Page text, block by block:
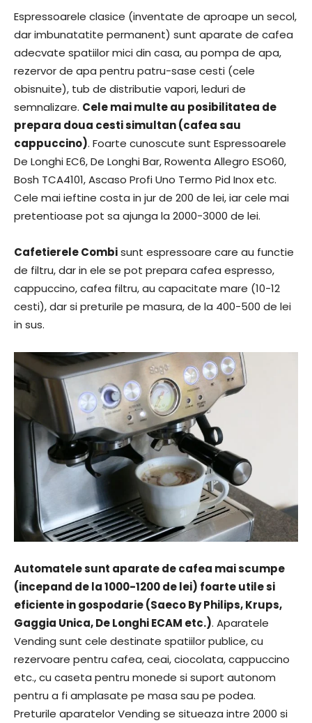
Espressoarele clasice (inventate de aproape un secol,
dar imbunatatite permanent) sunt aparate de cafea
adecvate spatiilor mici din casa, au pompa de apa,
rezervor de apa pentru patru-sase cesti (cele
obisnuite), tub de distributie vapori, leduri de
semnalizare. Cele mai multe au posibilitatea de
prepara doua cesti simultan (cafea sau
cappuccino). Foarte cunoscute sunt Espressoarele
De Longhi EC6, De Longhi Bar, Rowenta Allegro ESO60,
Bosh TCA4101, Ascaso Profi Uno Termo Pid Inox etc.
Cele mai ieftine costa in jur de 200 de lei, iar cele mai
pretentioase pot sa ajunga la 2000-3000 de lei.
Cafetierele Combisunt espressoare care au functie
de filtru, dar in ele se pot prepara cafea espresso,
cappuccino, cafea filtru, au capacitate mare (10-12
cesti), dar si preturile pe masura, de la 400-500 de lei
in sus.
Automatele sunt aparate de cafea mai scumpe
(incepand de la 1000-1200 de lei) foarte utile si
eficiente in gospodarie (Saeco By Philips, Krups,
Gaggia Unica, De Longhi ECAM etc.). Aparatele
Vending sunt cele destinate spatiilor publice, cu
rezervoare pentru cafea, ceai, ciocolata, cappuccino
etc., cu caseta pentru monede si suport autonom
pentru a fi amplasate pe masa sau pe podea.
Preturile aparatelor Vending se situeaza intre 2000 si